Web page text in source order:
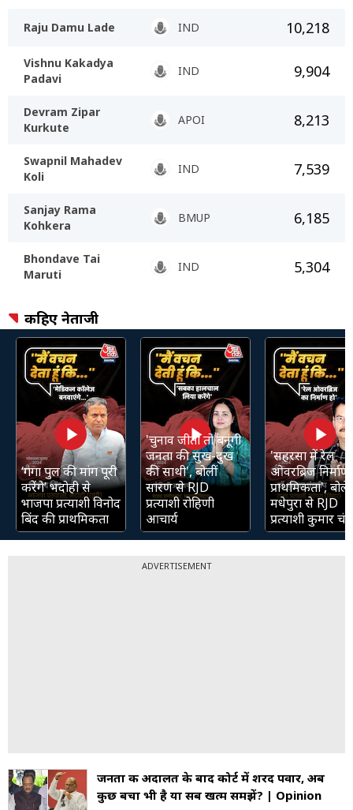
Raju Damu Lade IND 10,218
Vishnu Kakadya
Padavi
IND 9,904
Devram Zipar
Kurkute
APOI 8,213
Swapnil Mahadev
Koli
IND 7,539
Sanjay Rama
Kohkera
BMUP 6,185
Bhondave Tai
Maruti
IND 5,304
कहिए नेताजी
‘गंगा पुल की मांग पूरी
करेंगे’ भदोही से
भाजपा प्रत्याशी विनोद
बिंद की प्राथमिकता
'चुनाव जीती तो बनूंगी
जनता की सुख-दुख
की साथी', बोलीं
सारण से RJD
प्रत्याशी रोहिणी
आचार्य
'सहरसा में रेल
ओवरब्रिज निर्माण
प्राथमिकता', बोले
मधेपुरा से RJD
प्रत्याशी कुमार
ADVERTISEMENT
जनता की अदालत के बाद कोर्ट में शरद पवार, अब
कुछ बचा भी है या सब खत्‍म समझें? | Opinion